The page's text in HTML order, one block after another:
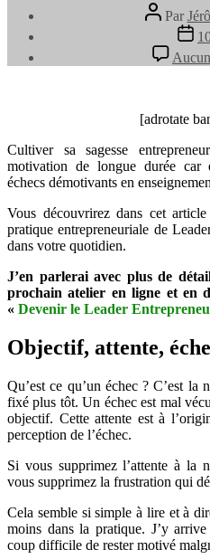
Auteur
de
l’article
Par
Date
[adrotate
Cultiver sa sagesse
motivation de longue durée car
échecs démotivants en
Vous découvrirez dans cet
pratique entrepreneuriale de
dans votre quotidien.
J’en parlerai avec plus de
prochain atelier en ligne et en
« Devenir le Leader
Objectif, attente,
Qu’est ce qu’un échec ? C’est la
fixé plus tôt. Un échec est mal
objectif. Cette attente est à
perception de l’échec.
Si vous supprimez l’attente à la
vous supprimez la frustration qui
Cela semble si simple à lire et à
moins dans la pratique. J’y
coup difficile de rester motivé